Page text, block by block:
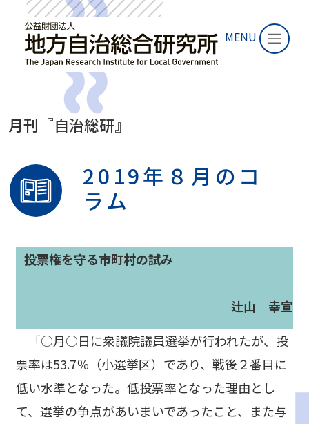
MENU
月刊『自治総研』
2019年８月のコ
ラム
投票権を守る市町村の試み
辻山 幸宣
「○月○日に衆議院議員選挙が行われたが、投
票率は53.7％（小選挙区）であり、戦後２番目に
低い水準となった。低投票率となった理由とし
て、選挙の争点があいまいであったこと、また与